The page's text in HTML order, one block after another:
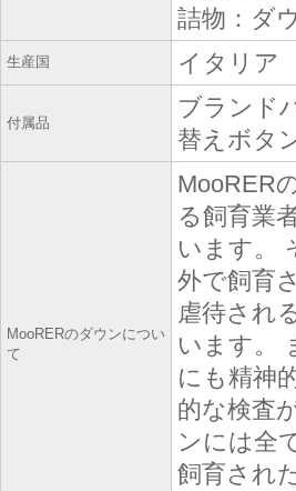
詰物：ダ
生産国 イタリア
付属品
ブランド
替えボタ
MooRERのダウンについ
て
MooRER
る飼育業
います。
外で飼育
虐待され
います。
にも精神
的な検査
ンには全
飼育され